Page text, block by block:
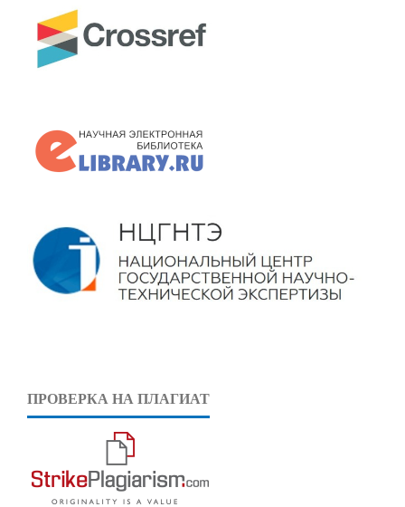
ПРОВЕРКА НА ПЛАГИАТ